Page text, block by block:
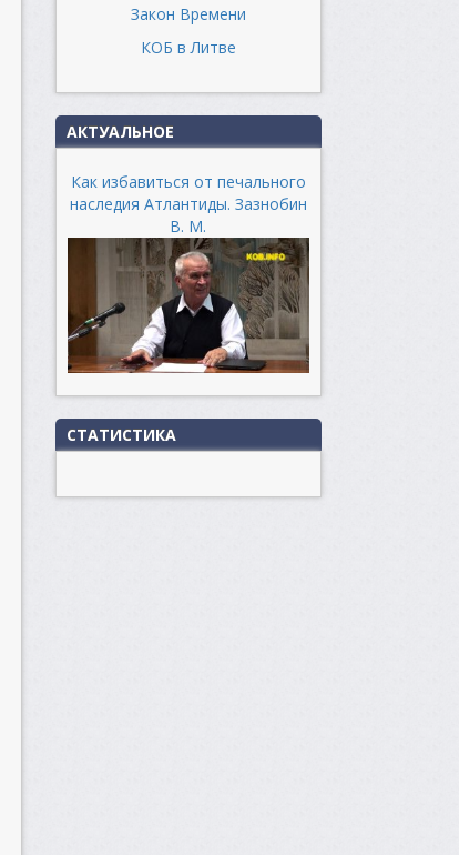
Закон Времени
КОБ в Литве
АКТУАЛЬНОЕ
Как избавиться от печального
наследия Атлантиды. Зазнобин
В. М.
СТАТИСТИКА